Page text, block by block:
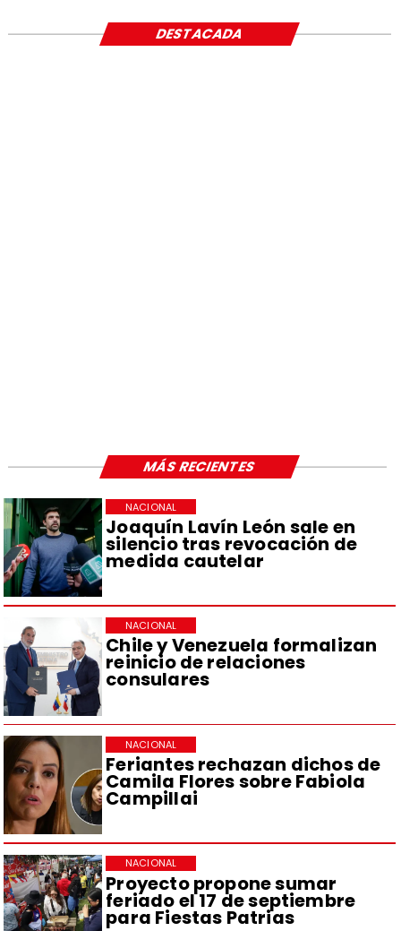
Joaquín Lavín León sale en
silencio tras revocación de
medida cautelar
NACIONAL
Chile y Venezuela formalizan
reinicio de relaciones
consulares
NACIONAL
Feriantes rechazan dichos de
Camila Flores sobre Fabiola
Campillai
NACIONAL
Proyecto propone sumar
feriado el 17 de septiembre
para Fiestas Patrias
NACIONAL
DESTACADA
MÁS RECIENTES